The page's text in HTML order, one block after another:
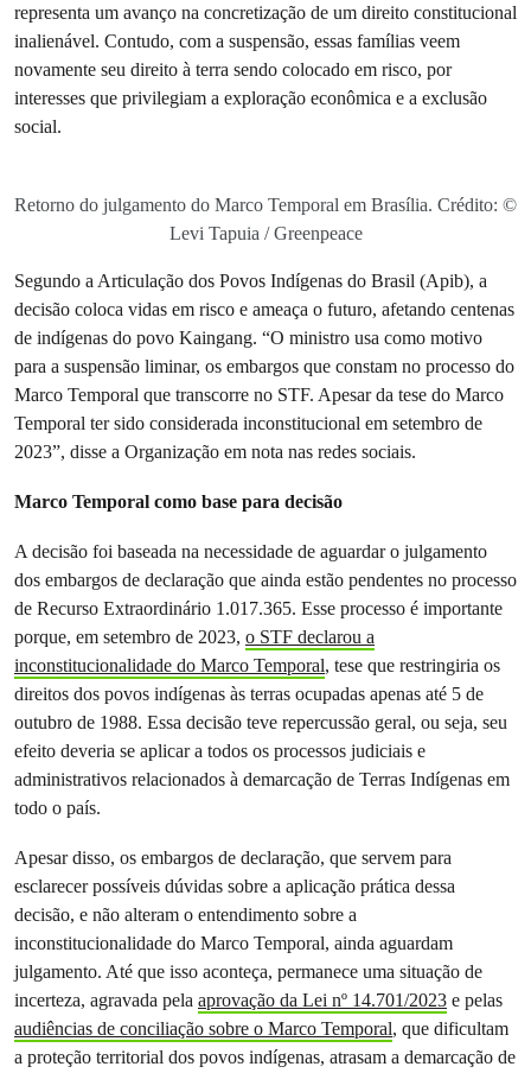
representa um avanço na concretização de um direito constitucional
inalienável. Contudo, com a suspensão, essas famílias veem
novamente seu direito à terra sendo colocado em risco, por
interesses que privilegiam a exploração econômica e a exclusão
social.
Retorno do julgamento do Marco Temporal em Brasília. Crédito: ©
Levi Tapuia / Greenpeace
Segundo a Articulação dos Povos Indígenas do Brasil (Apib), a
decisão coloca vidas em risco e ameaça o futuro, afetando centenas
de indígenas do povo Kaingang. “O ministro usa como motivo
para a suspensão liminar, os embargos que constam no processo do
Marco Temporal que transcorre no STF. Apesar da tese do Marco
Temporal ter sido considerada inconstitucional em setembro de
2023”, disse a Organização em nota nas redes sociais.
Marco Temporal como base para decisão
A decisão foi baseada na necessidade de aguardar o julgamento
dos embargos de declaração que ainda estão pendentes no processo
de Recurso Extraordinário 1.017.365. Esse processo é importante
porque, em setembro de 2023, o STF declarou a
inconstitucionalidade do Marco Temporal, tese que restringiria os
direitos dos povos indígenas às terras ocupadas apenas até 5 de
outubro de 1988. Essa decisão teve repercussão geral, ou seja, seu
efeito deveria se aplicar a todos os processos judiciais e
administrativos relacionados à demarcação de Terras Indígenas em
todo o país.
Apesar disso, os embargos de declaração, que servem para
esclarecer possíveis dúvidas sobre a aplicação prática dessa
decisão, e não alteram o entendimento sobre a
inconstitucionalidade do Marco Temporal, ainda aguardam
julgamento. Até que isso aconteça, permanece uma situação de
incerteza, agravada pela aprovação da Lei nº 14.701/2023 e pelas
audiências de conciliação sobre o Marco Temporal, que dificultam
a proteção territorial dos povos indígenas, atrasam a demarcação de